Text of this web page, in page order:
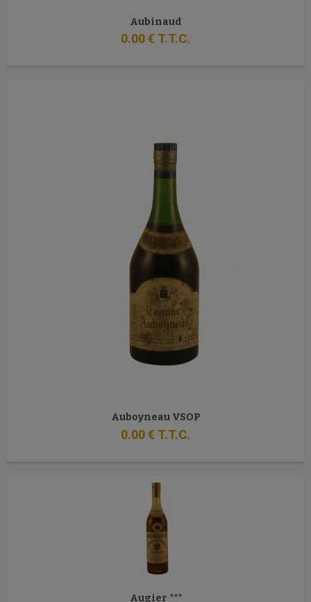
Aubinaud
0.00€ T.T.C.
Auboyneau VSOP
0.00€ T.T.C.
Augier ***